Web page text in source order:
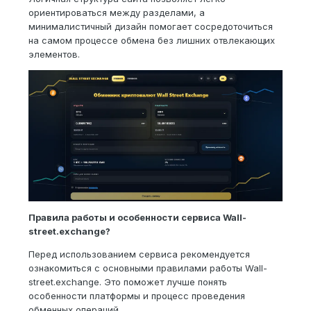
ориентироваться между разделами, а
минималистичный дизайн помогает сосредоточиться
на самом процессе обмена без лишних отвлекающих
элементов.
Правила работы и особенности сервиса Wall-
street.exchange?
Перед использованием сервиса рекомендуется
ознакомиться с основными правилами работы Wall-
street.exchange. Это поможет лучше понять
особенности платформы и процесс проведения